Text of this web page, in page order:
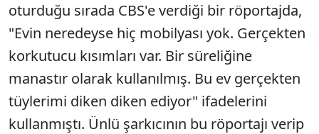
oturduğu sırada CBS'e verdiği bir röportajda,
"Evin neredeyse hiç mobilyası yok. Gerçekten
korkutucu kısımları var. Bir süreliğine
manastır olarak kullanılmış. Bu ev gerçekten
tüylerimi diken diken ediyor" ifadelerini
kullanmıştı. Ünlü şarkıcının bu röportajı verip